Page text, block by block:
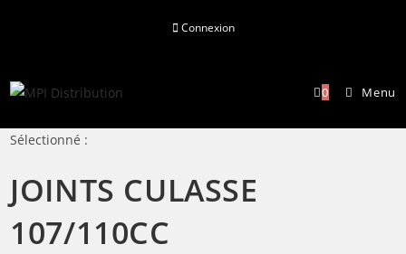
Connexion
0 Menu
Sélectionné :
JOINTS CULASSE
107/110CC